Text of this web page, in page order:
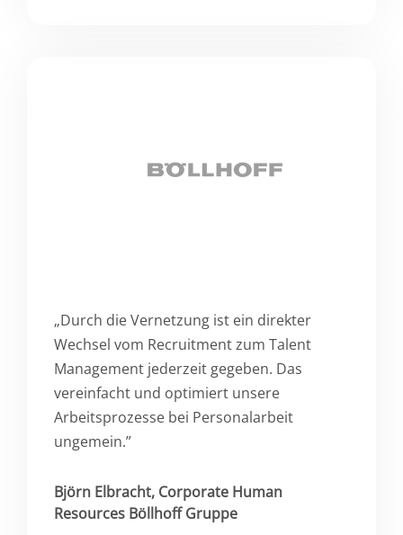
„Durch die Vernetzung ist ein direkter
Wechsel vom Recruitment zum Talent
Management jederzeit gegeben. Das
vereinfacht und optimiert unsere
Arbeitsprozesse bei Personalarbeit
ungemein.”
Björn Elbracht, Corporate Human
Resources Böllhoff Gruppe